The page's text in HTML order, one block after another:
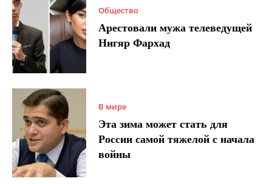
Общество
Арестовали мужа телеведущей
Нигяр Фархад
В мире
Эта зима может стать для
России самой тяжелой с начала
войны